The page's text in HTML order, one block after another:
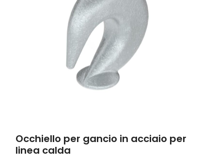
Occhiello per gancio in acciaio per
linea calda